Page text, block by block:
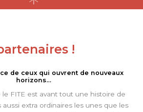
!
de ceux qui ouvrent de nouveaux
horizons…
le FITE est avant tout une histoire de
extra ordinaires les unes que les